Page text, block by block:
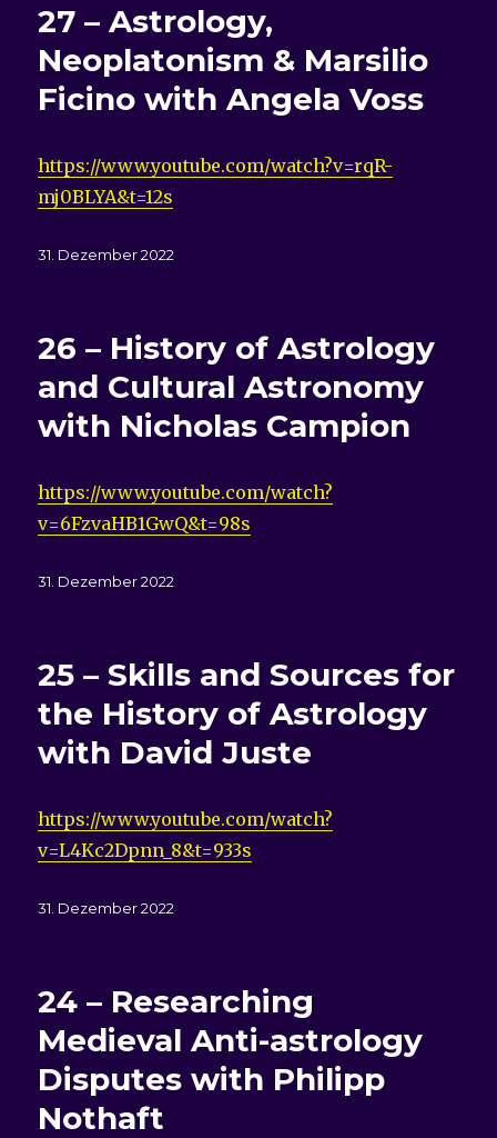
27 – Astrology,
Neoplatonism & Marsilio
Ficino with Angela Voss
https://www.youtube.com/watch?v=rqR-
mj0BLYA&t=12s
Veröffentlicht
31. Dezember 2022
26 – History of Astrology
and Cultural Astronomy
with Nicholas Campion
https://www.youtube.com/watch?
v=6FzvaHB1GwQ&t=98s
Veröffentlicht
31. Dezember 2022
25 – Skills and Sources for
the History of Astrology
with David Juste
https://www.youtube.com/watch?
v=L4Kc2Dpnn_8&t=933s
Veröffentlicht
31. Dezember 2022
24 – Researching
Medieval Anti-astrology
Disputes with Philipp
Nothaft